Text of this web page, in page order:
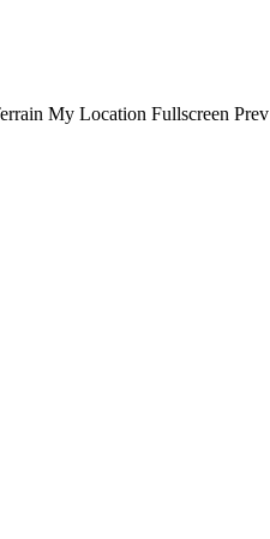
My Location Fullscreen Prev